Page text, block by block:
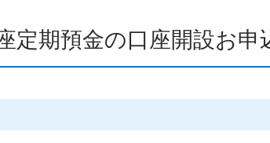
定期預金の口座開設お申